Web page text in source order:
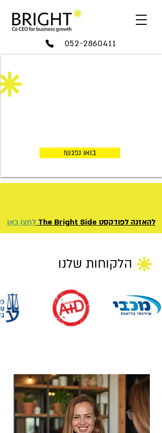
052-2860411
בואו נפגש!
להאזנה לפודקסט The Bright Side לחצו כאן
הלקוחות שלנו